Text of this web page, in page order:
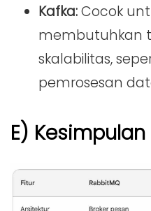
Kafka:Cocok
membutuhkan
skalabilitas,
pemrosesan
E) Kesimpulan